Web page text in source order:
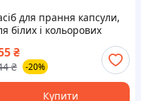
для прання капсули,
білих і кольорових
Dixan Disc Classico
25 капсул, 058156
₴
₴ -20%
Купити